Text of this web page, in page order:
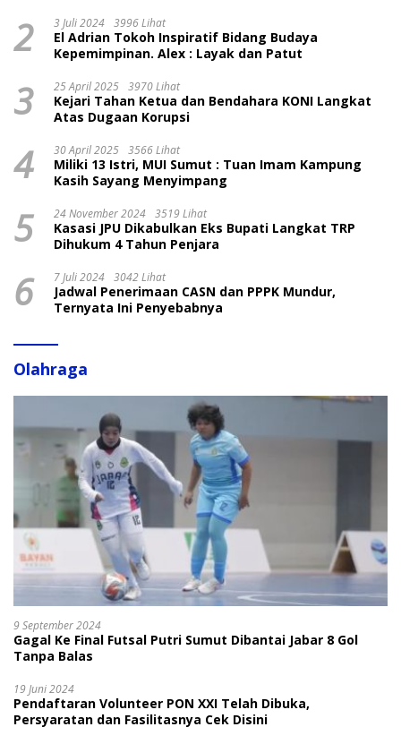
2 3 Juli 2024 3996 Lihat
El Adrian Tokoh Inspiratif Bidang Budaya
Kepemimpinan. Alex : Layak dan Patut
3 25 April 2025 3970 Lihat
Kejari Tahan Ketua dan Bendahara KONI Langkat
Atas Dugaan Korupsi
4 30 April 2025 3566 Lihat
Miliki 13 Istri, MUI Sumut : Tuan Imam Kampung
Kasih Sayang Menyimpang
5 24 November 2024 3519 Lihat
Kasasi JPU Dikabulkan Eks Bupati Langkat TRP
Dihukum 4 Tahun Penjara
6 7 Juli 2024 3042 Lihat
Jadwal Penerimaan CASN dan PPPK Mundur,
Ternyata Ini Penyebabnya
Olahraga
9 September 2024
Gagal Ke Final Futsal Putri Sumut Dibantai Jabar 8 Gol
Tanpa Balas
19 Juni 2024
Pendaftaran Volunteer PON XXI Telah Dibuka,
Persyaratan dan Fasilitasnya Cek Disini